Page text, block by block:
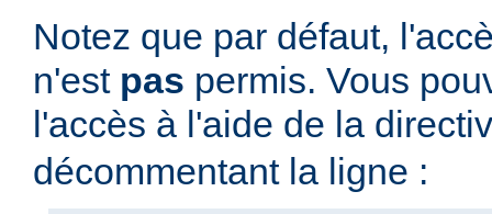
Notez que par défaut,
n'est pas permis. Vous
l'accès à l'aide de la
décommentant la ligne :